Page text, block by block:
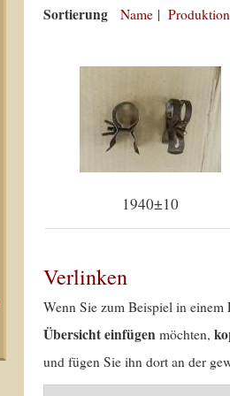
Sortierung Name |
1940±10
Verlinken
Wenn Sie zum Beispiel in
Übersicht einfügen möchten,
und fügen Sie ihn dort an der